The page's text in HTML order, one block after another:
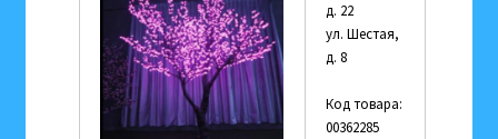
д. 22
ул. Шестая,
д. 8
Код товара:
00362285